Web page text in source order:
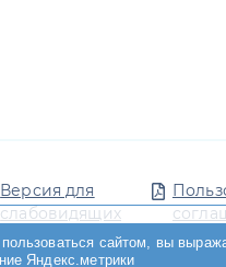
Версия для
слабовидящих